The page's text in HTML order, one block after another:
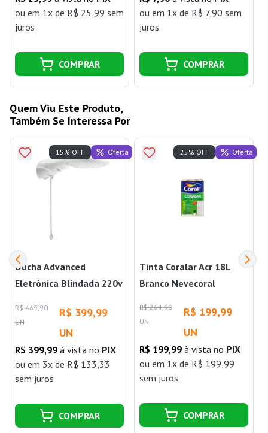
ou em 1x de R$ 25,99 sem
juros
COMPRAR
ou em 1x de R$ 7,90 sem
juros
COMPRAR
Quem Viu Este Produto,
Também Se Interessa Por
Ducha Advanced
Eletrônica Blindada 220v
R$ 469,90
UN
R$ 399,99
UN
R$ 399,99 à vista no PIX
ou em 3x de R$ 133,33
sem juros
15% OFF Oferta
COMPRAR
Tinta Coralar Acr 18L
Branco Nevecoral
R$ 264,90
UN
R$ 199,99
UN
R$ 199,99 à vista no PIX
ou em 1x de R$ 199,99
sem juros
25% OFF Oferta
COMPRAR